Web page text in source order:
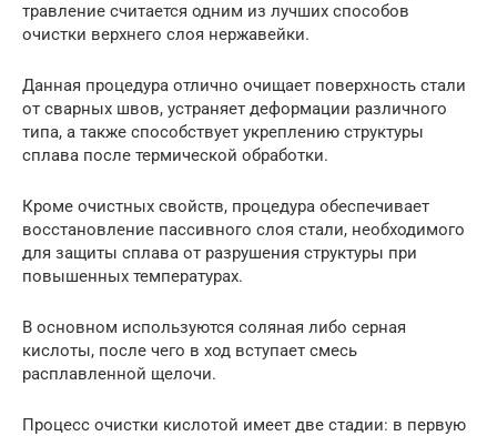
травление считается одним из лучших способов
очистки верхнего слоя нержавейки.
Данная процедура отлично очищает поверхность стали
от сварных швов, устраняет деформации различного
типа, а также способствует укреплению структуры
сплава после термической обработки.
Кроме очистных свойств, процедура обеспечивает
восстановление пассивного слоя стали, необходимого
для защиты сплава от разрушения структуры при
повышенных температурах.
В основном используются соляная либо серная
кислоты, после чего в ход вступает смесь
расплавленной щелочи.
Процесс очистки кислотой имеет две стадии: в первую